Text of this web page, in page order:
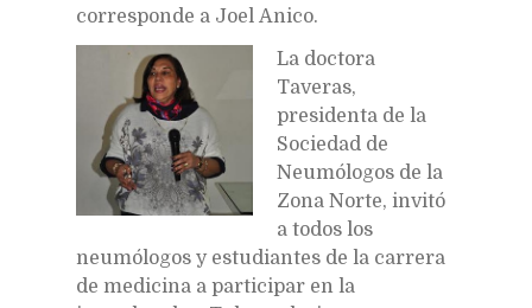
corresponde a Joel Anico.
La doctora
Taveras,
presidenta de la
Sociedad de
Neumólogos de la
Zona Norte, invitó
a todos los
neumólogos y estudiantes de la carrera
de medicina a participar en la